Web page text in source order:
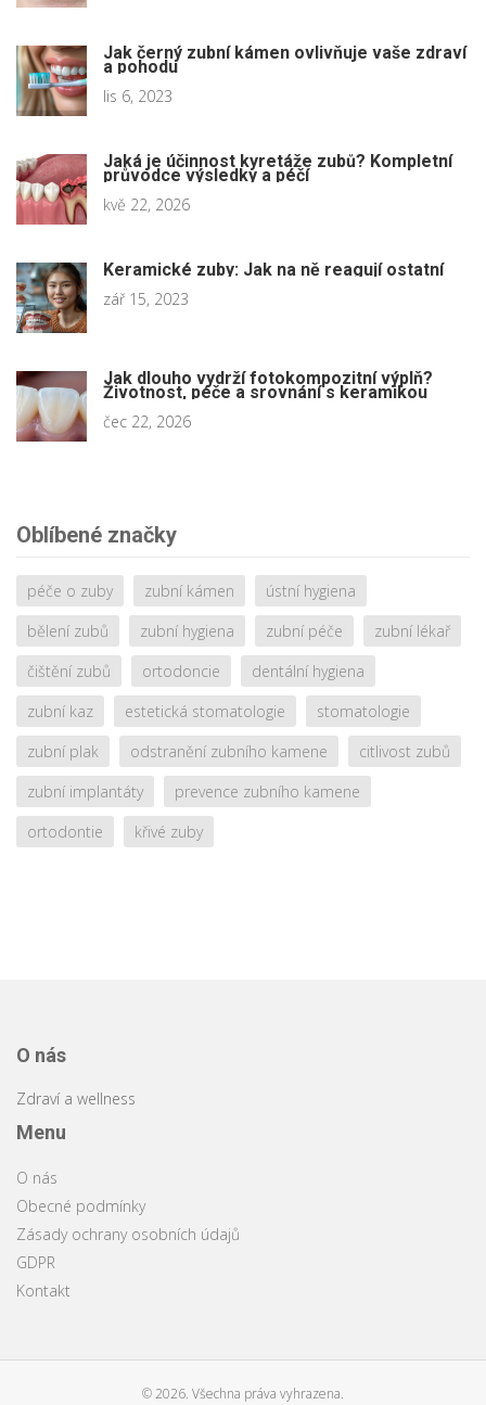
Jak černý zubní kámen ovlivňuje vaše zdraví
a pohodu
lis 6, 2023
Jaká je účinnost kyretáže zubů? Kompletní
průvodce výsledky a péčí
kvě 22, 2026
Keramické zuby: Jak na ně reagují ostatní
zář 15, 2023
Jak dlouho vydrží fotokompozitní výplň?
Životnost, péče a srovnání s keramikou
čec 22, 2026
Oblíbené značky
péče o zuby zubní kámen
ústní hygiena
bělení zubů
zubní hygiena zubní péče
zubní lékař
čištění zubů
ortodoncie
dentální hygiena
zubní kaz
estetická stomatologie
stomatologie
zubní plak
odstranění zubního kamene
citlivost zubů
zubní implantáty
prevence zubního kamene
ortodontie
křivé zuby
O nás
Zdraví a wellness
Menu
O nás
Obecné podmínky
Zásady ochrany osobních údajů
GDPR
Kontakt
© 2026. Všechna práva vyhrazena.